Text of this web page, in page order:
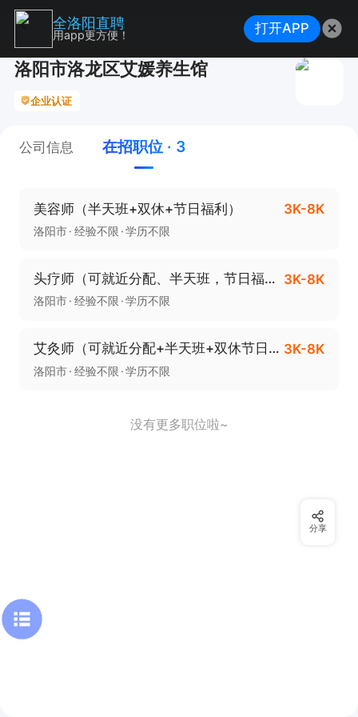
洛阳市洛龙区艾媛养生馆
企业认证
公司信息 在招职位 · 3
美容师（半天班+双休+节日福利） 3K-8K
洛阳市 经验不限 学历不限
头疗师（可就近分配、半天班，节日福利） 3K-8K
洛阳市 经验不限 学历不限
艾灸师（可就近分配+半天班+双休节日福利） 3K-8K
洛阳市 经验不限 学历不限
没有更多职位啦~
分享
全洛阳直聘
用app更方便！ 打开APP